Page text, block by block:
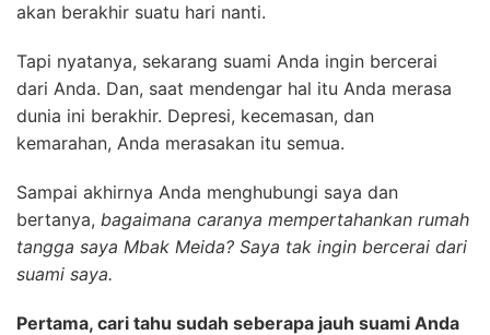
akan berakhir suatu hari nanti.
Tapi nyatanya, sekarang suami Anda ingin bercerai
dari Anda. Dan, saat mendengar hal itu Anda merasa
dunia ini berakhir. Depresi, kecemasan, dan
kemarahan, Anda merasakan itu semua.
Sampai akhirnya Anda menghubungi saya dan
bertanya, bagaimana caranya mempertahankan rumah
tangga saya Mbak Meida? Saya tak ingin bercerai dari
suami saya.
Pertama, cari tahu sudah seberapa jauh suami Anda